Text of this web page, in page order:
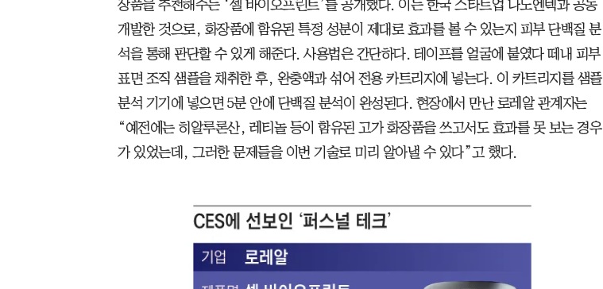
장품을 추천해주는 ‘셀 바이오프린트’를 공개했다. 이는 한국 스타트업 나노엔텍과 공동
개발한 것으로, 화장품에 함유된 특정 성분이 제대로 효과를 볼 수 있는지 피부 단백질 분
석을 통해 판단할 수 있게 해준다. 사용법은 간단하다. 테이프를 얼굴에 붙였다 떼내 피부
표면 조직 샘플을 채취한 후, 완충액과 섞어 전용 카트리지에 넣는다. 이 카트리지를 샘플
분석 기기에 넣으면 5분 안에 단백질 분석이 완성된다. 현장에서 만난 로레알 관계자는
“예전에는 히알루론산, 레티놀 등이 함유된 고가 화장품을 쓰고서도 효과를 못 보는 경우
가 있었는데, 그러한 문제들을 이번 기술로 미리 알아낼 수 있다”고 했다.